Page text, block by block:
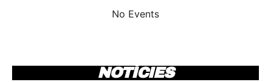
No Events
NOTÍCIES